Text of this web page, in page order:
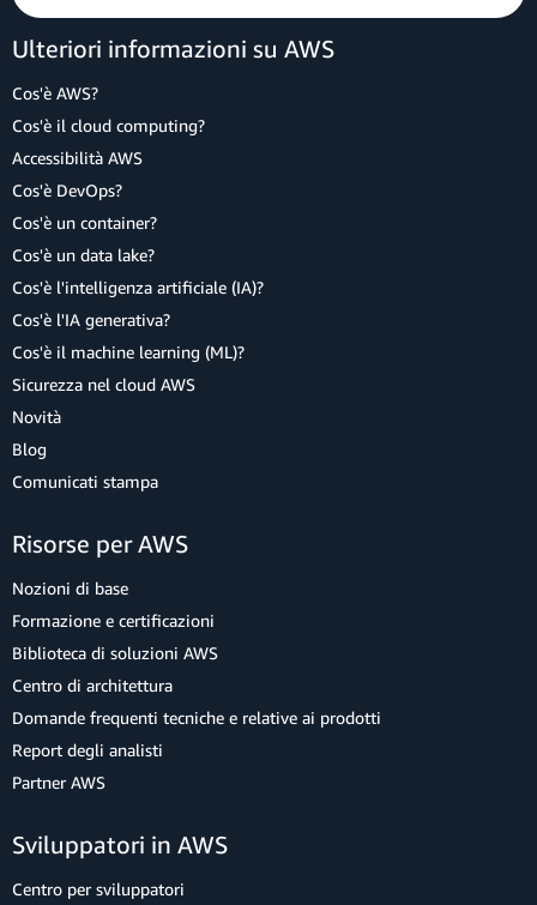
Ulteriori informazioni su AWS
Cos'è AWS?
Cos'è il cloud computing?
Accessibilità AWS
Cos'è DevOps?
Cos'è un container?
Cos'è un data lake?
Cos'è l'intelligenza artificiale (IA)?
Cos'è l'IA generativa?
Cos'è il machine learning (ML)?
Sicurezza nel cloud AWS
Novità
Blog
Comunicati stampa
Risorse per AWS
Nozioni di base
Formazione e certificazioni
Biblioteca di soluzioni AWS
Centro di architettura
Domande frequenti tecniche e relative ai prodotti
Report degli analisti
Partner AWS
Sviluppatori in AWS
Centro per sviluppatori